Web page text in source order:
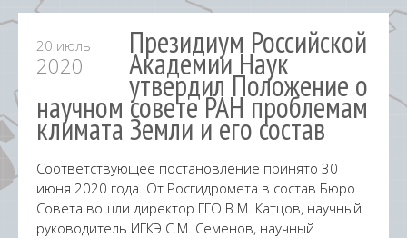
20 июль
2020
Президиум Российской
Академии Наук
утвердил Положение о
научном совете РАН проблемам
климата Земли и его состав
Соответствующее постановление принято 30
июня 2020 года. От Росгидромета в состав Бюро
Совета вошли директор ГГО В.М. Катцов, научный
руководитель ИГКЭ С.М. Семенов, научный